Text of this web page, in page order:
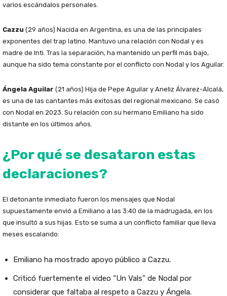
varios escándalos personales.
Cazzu (29 años) Nacida en Argentina, es una de las principales
exponentes del trap latino. Mantuvo una relación con Nodal y es
madre de Inti. Tras la separación, ha mantenido un perfil más bajo,
aunque ha sido tema constante por el conflicto con Nodal y los Aguilar.
Ángela Aguilar (21 años) Hija de Pepe Aguilar y Aneliz Álvarez-Alcalá,
es una de las cantantes más exitosas del regional mexicano. Se casó
con Nodal en 2023. Su relación con su hermano Emiliano ha sido
distante en los últimos años.
¿Por qué se desataron estas
declaraciones?
El detonante inmediato fueron los mensajes que Nodal
supuestamente envió a Emiliano a las 3:40 de la madrugada, en los
que insultó a sus hijas. Esto se suma a un conflicto familiar que lleva
meses escalando:
Emiliano ha mostrado apoyo público a Cazzu.
Criticó fuertemente el video “Un Vals” de Nodal por
considerar que faltaba al respeto a Cazzu y Ángela.